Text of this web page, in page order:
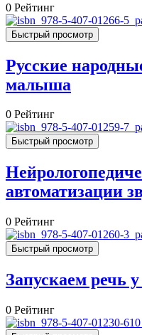
0 Рейтинг
Быстрый просмотр
Русские
малыша
0 Рейтинг
Быстрый просмотр
автоматизации
0 Рейтинг
Быстрый просмотр
Запускаем речь
0 Рейтинг